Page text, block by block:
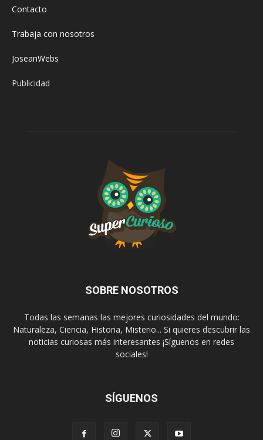
Contacto
Trabaja con nosotros
JoseanWebs
Publicidad
SOBRE NOSOTROS
Todas las semanas las mejores curiosidades del mundo:
Naturaleza, Ciencia, Historia, Misterio... Si quieres descubrir las
noticias curiosas más interesantes ¡Síguenos en redes
sociales!
SÍGUENOS